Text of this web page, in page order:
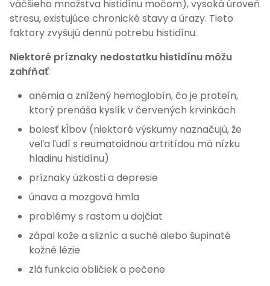
väčšieho množstva histidínu močom), vysoká úroveň
stresu, existujúce chronické stavy a úrazy. Tieto
faktory zvyšujú dennú potrebu histidínu.
Niektoré príznaky nedostatku histidínu môžu
zahŕňať:
anémia a znížený hemoglobín, čo je proteín,
ktorý prenáša kyslík v červených krvinkách
bolesť kĺbov (niektoré výskumy naznačujú, že
veľa ľudí s reumatoidnou artritídou má nízku
hladinu histidínu)
príznaky úzkosti a depresie
únava a mozgová hmla
problémy s rastom u dojčiat
zápal kože a slizníc a suché alebo šupinaté
kožné lézie
zlá funkcia obličiek a pečene